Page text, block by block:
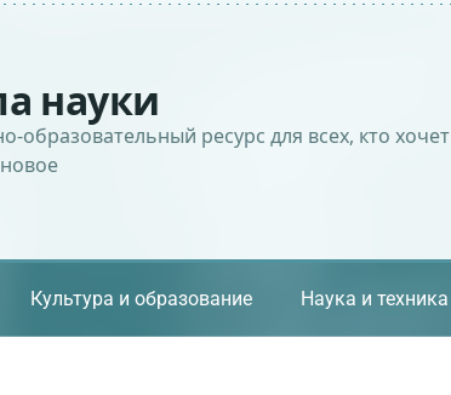
науки
образовательный ресурс для всех, кто хочет
Культура и образование Наука и техника